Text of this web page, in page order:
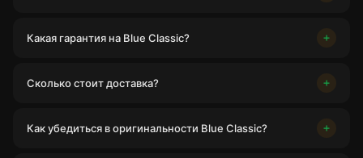
Какая гарантия на Blue Classic?
Сколько стоит доставка?
Как убедиться в оригинальности Blue Classic?